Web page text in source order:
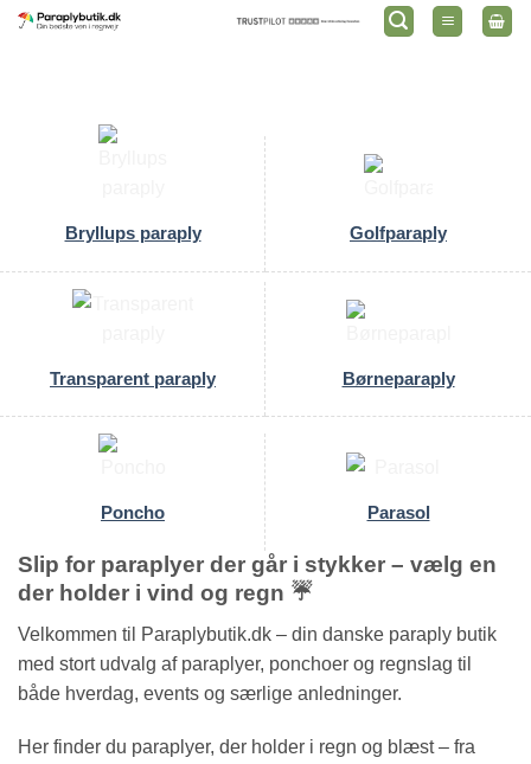
Fortsæt
Bryllups paraply Golfparaply
Transparent paraply Børneparaply
Poncho Parasol
Slip for paraplyer der går i stykker – vælg en
der holder i vind og regn ☔
Velkommen til Paraplybutik.dk – din danske paraply butik
med stort udvalg af paraplyer, ponchoer og regnslag til
både hverdag, events og særlige anledninger.
Her finder du paraplyer, der holder i regn og blæst – fra